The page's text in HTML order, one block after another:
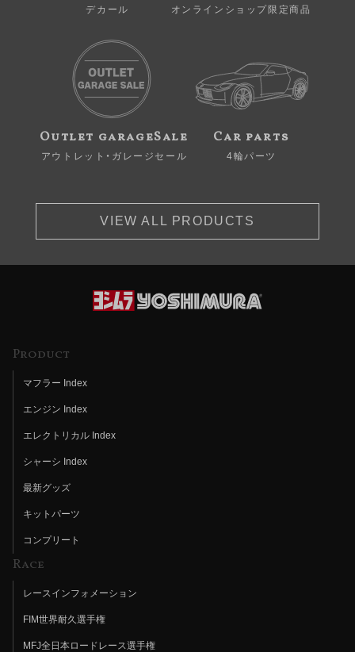
デカール オンラインショップ限定商品
Outlet garageSale
アウトレット・ガレージセール
Car parts
4輪パーツ
VIEW ALL PRODUCTS
Product
マフラー Index
エンジン Index
エレクトリカル Index
シャーシ Index
最新グッズ
キットパーツ
コンプリート
Race
レースインフォメーション
FIM世界耐久選手権
MFJ全日本ロードレース選手権